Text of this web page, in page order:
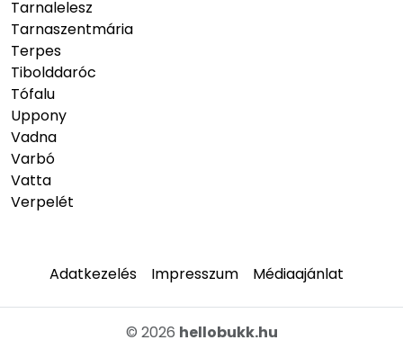
Tarnalelesz
Tarnaszentmária
Terpes
Tibolddaróc
Tófalu
Uppony
Vadna
Varbó
Vatta
Verpelét
Adatkezelés Impresszum Médiaajánlat
© 2026 hellobukk.hu